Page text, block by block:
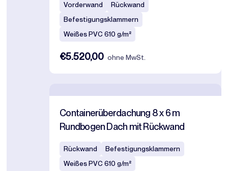
Vorderwand
Rückwand
Befestigungsklammern
Weißes PVC 610 g/m²
€5.520,00 ohne MwSt.
Containerüberdachung 8 x 6 m
Rundbogen Dach mit Rückwand
Rückwand
Befestigungsklammern
Weißes PVC 610 g/m²